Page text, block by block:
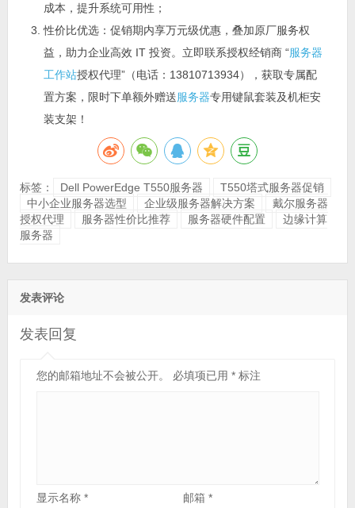
成本，提升系统可用性；
性价比优选：促销期内享万元级优惠，叠加原厂服务权
益，助力企业高效 IT 投资。立即联系授权经销商 “服务器
工作站授权代理”（电话：13810713934），获取专属配
置方案，限时下单额外赠送服务器专用键鼠套装及机柜安
装支架！
标签： Dell PowerEdge T550服务器
T550塔式服务器促销
中小企业服务器选型
企业级服务器解决方案
戴尔服务器
授权代理
服务器性价比推荐 服务器硬件配置
边缘计算
服务器
发表评论
发表回复
您的邮箱地址不会被公开。 必填项已用 *标注
显示名称 * 邮箱*